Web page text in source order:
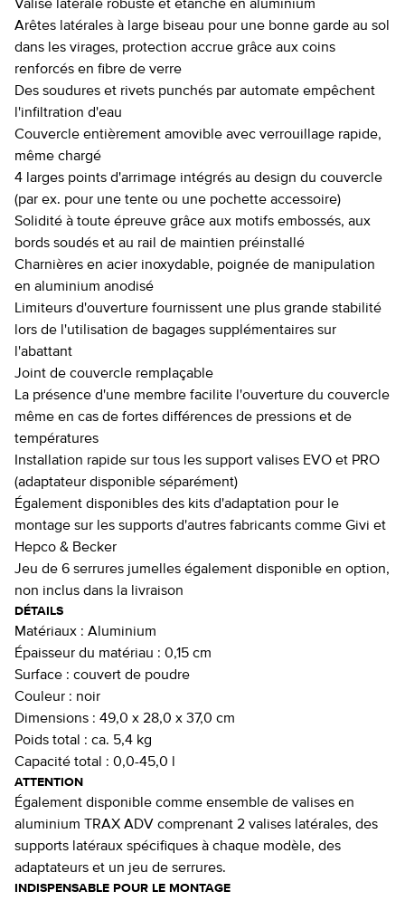
Valise latérale robuste et étanche en aluminium
Arêtes latérales à large biseau pour une bonne garde au sol
dans les virages, protection accrue grâce aux coins
renforcés en fibre de verre
Des soudures et rivets punchés par automate empêchent
l'infiltration d'eau
Couvercle entièrement amovible avec verrouillage rapide,
même chargé
4 larges points d'arrimage intégrés au design du couvercle
(par ex. pour une tente ou une pochette accessoire)
Solidité à toute épreuve grâce aux motifs embossés, aux
bords soudés et au rail de maintien préinstallé
Charnières en acier inoxydable, poignée de manipulation
en aluminium anodisé
Limiteurs d'ouverture fournissent une plus grande stabilité
lors de l'utilisation de bagages supplémentaires sur
l'abattant
Joint de couvercle remplaçable
La présence d'une membre facilite l'ouverture du couvercle
même en cas de fortes différences de pressions et de
températures
Installation rapide sur tous les support valises EVO et PRO
(adaptateur disponible séparément)
Également disponibles des kits d'adaptation pour le
montage sur les supports d'autres fabricants comme Givi et
Hepco & Becker
Jeu de 6 serrures jumelles également disponible en option,
non inclus dans la livraison
DÉTAILS
Matériaux : Aluminium
Épaisseur du matériau : 0,15 cm
Surface : couvert de poudre
Couleur : noir
Dimensions : 49,0 x 28,0 x 37,0 cm
Poids total : ca. 5,4 kg
Capacité total : 0,0-45,0 l
ATTENTION
Également disponible comme ensemble de valises en
aluminium TRAX ADV comprenant 2 valises latérales, des
supports latéraux spécifiques à chaque modèle, des
adaptateurs et un jeu de serrures.
INDISPENSABLE POUR LE MONTAGE